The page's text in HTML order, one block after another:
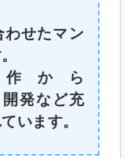
わせたマン
から
発など充
います。